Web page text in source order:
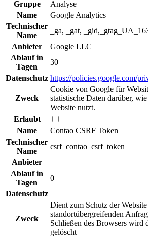
Gruppe
Analyse
Name
Google Analytics
Technischer
Name
_ga, _gat,
Anbieter
Google LLC
Ablauf in
Tagen
30
Datenschutz https://policies.google.com/
Zweck
Cookie von Google für
statistische Daten darüber,
Website nutzt.
Erlaubt
Name
Contao CSRF Token
Technischer
Name
csrf_contao_csrf_token
Anbieter
Ablauf in
Tagen
0
Datenschutz
Zweck
Dient zum Schutz der
standortübergreifenden
Schließen des Browsers wird
gelöscht